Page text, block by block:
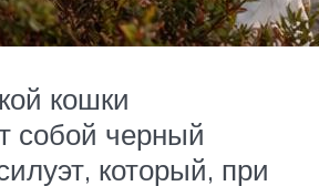
кошки
собой черный
который, при